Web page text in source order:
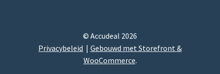
© Accudeal 2026
Privacybeleid
Gebouwd met Storefront &
WooCommerce.